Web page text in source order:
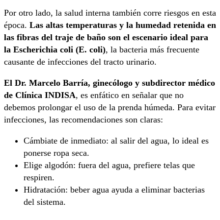
Por otro lado, la salud interna también corre riesgos en esta
época. Las altas temperaturas y la humedad retenida en
las fibras del traje de baño son el escenario ideal para
la Escherichia coli (E. coli), la bacteria más frecuente
causante de infecciones del tracto urinario.
El Dr. Marcelo Barría, ginecólogo y subdirector médico
de Clínica INDISA, es enfático en señalar que no
debemos prolongar el uso de la prenda húmeda. Para evitar
infecciones, las recomendaciones son claras:
Cámbiate de inmediato: al salir del agua, lo ideal es
ponerse ropa seca.
Elige algodón: fuera del agua, prefiere telas que
respiren.
Hidratación: beber agua ayuda a eliminar bacterias
del sistema.